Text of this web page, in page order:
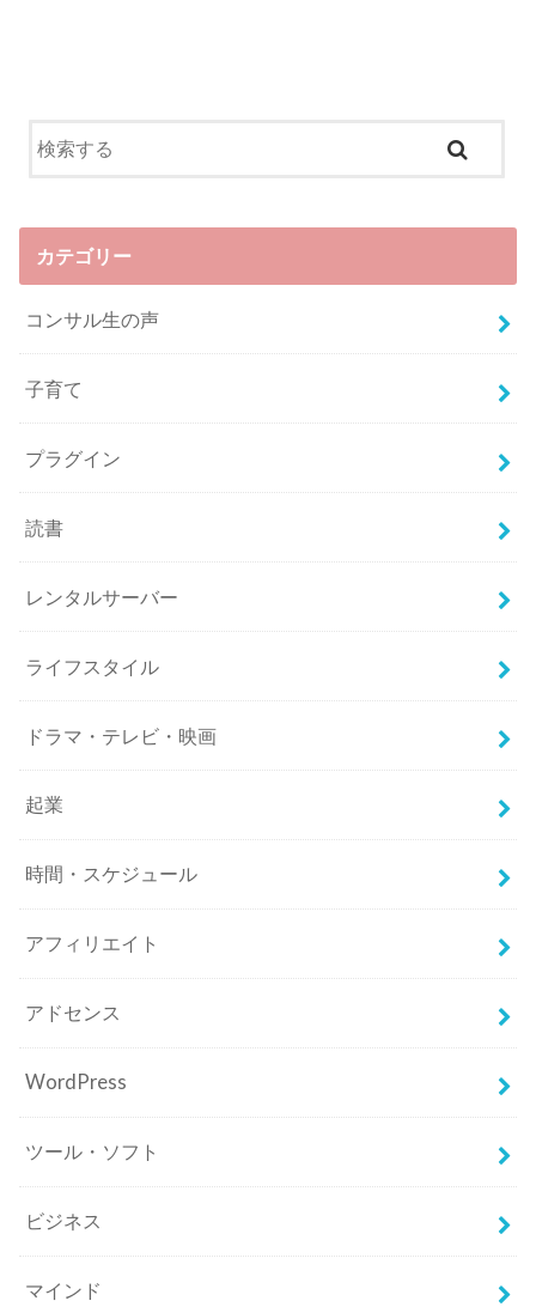
カテゴリー
コンサル生の声
子育て
プラグイン
読書
レンタルサーバー
ライフスタイル
ドラマ・テレビ・映画
起業
時間・スケジュール
アフィリエイト
アドセンス
WordPress
ツール・ソフト
ビジネス
マインド